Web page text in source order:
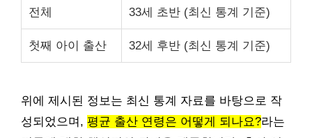
전체 33세 초반 (최신 통계 기준)
첫째 아이 출산 32세 후반 (최신 통계 기준)
위에 제시된 정보는 최신 통계 자료를 바탕으로 작
성되었으며, 평균 출산 연령은 어떻게 되나요?라는